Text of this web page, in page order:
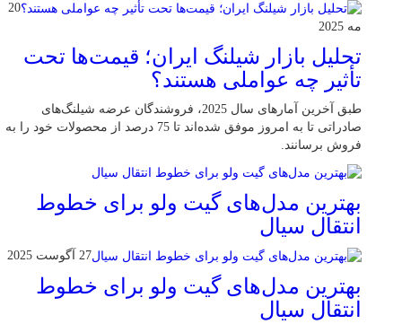
20
مه 2025
تحلیل بازار شیلنگ ایران؛ قیمت‌ها تحت
تأثیر چه عواملی هستند؟
طبق آخرین آمارهای سال 2025، فروشندگان عرضه شیلنگ‌های
صادراتی تا به امروز موفق شده‌اند تا 75 درصد از محصولات خود را به
فروش برسانند.
بهترین مدل‌های گیت ولو برای خطوط
انتقال سیال
27 آگوست 2025
بهترین مدل‌های گیت ولو برای خطوط
انتقال سیال